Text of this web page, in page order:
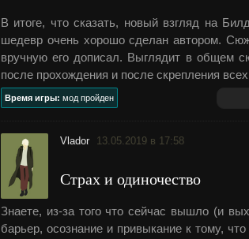
В итоге, что сказать, новый взгляд на
шедевр очень хорошо сделан автором.
вручную его дописал. Выглядит в общем
после прохождения и после скрепления
Время игры: мод пройден
Vlador 13.05.2019 в 17:58
Страх и одиночество
Знаете, из-за того что сейчас вышло (и
барьер, осознание и привыкание к тому,